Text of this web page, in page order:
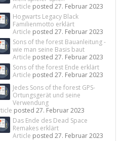
Article posted27. Februar 2023
Hogwarts Legacy Black
Familienmotto erklärt
Article posted27. Februar 2023
Sons of the forest Bauanleitung -
wie man seine Basis baut
Article posted27. Februar 2023
Sons of the forest Ende erklärt
Article posted27. Februar 2023
Jedes Sons of the forest GPS-
Ortungsgerät und seine
Verwendung
posted27. Februar 2023
Das Ende des Dead Space
Remakes erklärt
Article posted27. Februar 2023